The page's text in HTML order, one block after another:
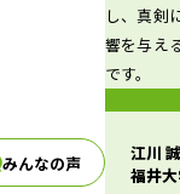
みんなの声
し、真剣
響を与え
です。
江川
福井